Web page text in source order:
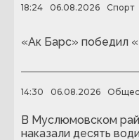
18:24 06.08.2026 Спорт
«Ак Барс» победил
14:30 06.08.2026
В Муслюмовском
наказали десять